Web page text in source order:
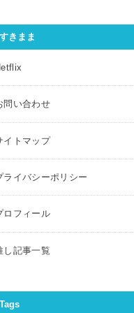
きまま
問い合わせ
イトマップ
ライバシーポリシー
ロフィール
し記事一覧